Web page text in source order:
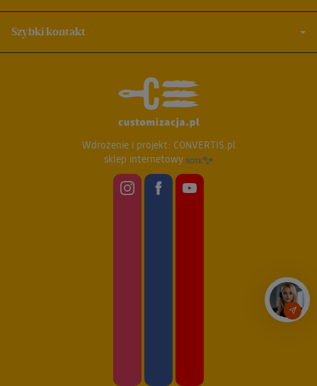
Szybki kontakt
Wdrożenie i projekt: CONVERTIS.pl
sklep internetowy